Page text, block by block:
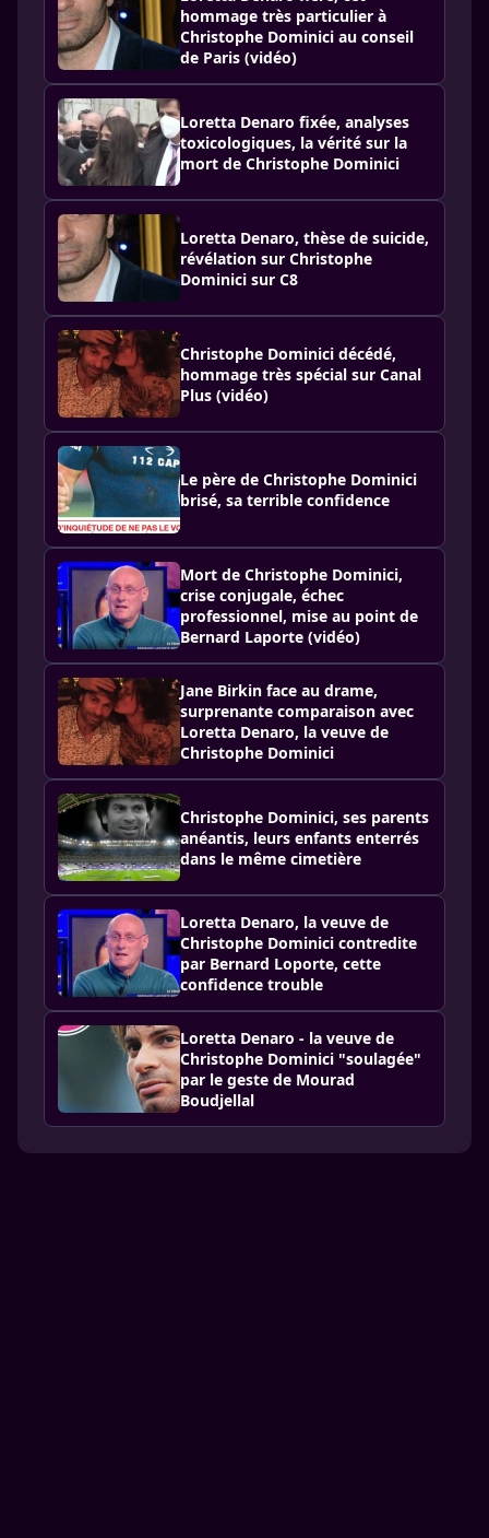
hommage très particulier à
Christophe Dominici au conseil
de Paris (vidéo)
Loretta Denaro fixée, analyses
toxicologiques, la vérité sur la
mort de Christophe Dominici
Loretta Denaro, thèse de suicide,
révélation sur Christophe
Dominici sur C8
Christophe Dominici décédé,
hommage très spécial sur Canal
Plus (vidéo)
Le père de Christophe Dominici
brisé, sa terrible confidence
Mort de Christophe Dominici,
crise conjugale, échec
professionnel, mise au point de
Bernard Laporte (vidéo)
Jane Birkin face au drame,
surprenante comparaison avec
Loretta Denaro, la veuve de
Christophe Dominici
Christophe Dominici, ses parents
anéantis, leurs enfants enterrés
dans le même cimetière
Loretta Denaro, la veuve de
Christophe Dominici contredite
par Bernard Loporte, cette
confidence trouble
Loretta Denaro - la veuve de
Christophe Dominici "soulagée"
par le geste de Mourad
Boudjellal